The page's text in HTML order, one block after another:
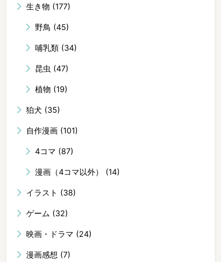
生き物 (177)
野鳥 (45)
哺乳類 (34)
昆虫 (47)
植物 (19)
狛犬 (35)
自作漫画 (101)
4コマ (87)
漫画（4コマ以外） (14)
イラスト (38)
ゲーム (32)
映画・ドラマ (24)
漫画感想 (7)